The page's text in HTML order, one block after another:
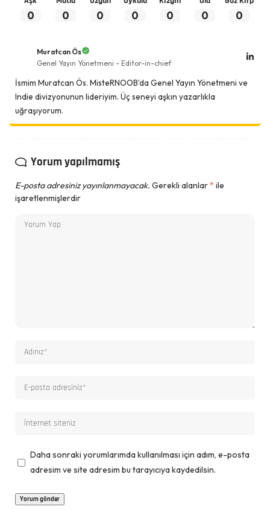
0 0 0 0 0 0 0
Muratcan Ös
Genel Yayın Yönetmeni - Editor-in-chief
İsmim Muratcan Ös. MisteRNOOB'da Genel Yayın Yönetmeni ve
Indie divizyonunun lideriyim. Üç seneyi aşkın yazarlıkla
uğraşıyorum.
Yorum yapılmamış
E-posta adresiniz yayınlanmayacak. Gerekli alanlar* ile
işaretlenmişlerdir
Daha sonraki yorumlarımda kullanılması için adım, e-posta
adresim ve site adresim bu tarayıcıya kaydedilsin.